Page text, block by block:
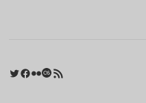
Twitter
Facebook
FlickrLast.fm